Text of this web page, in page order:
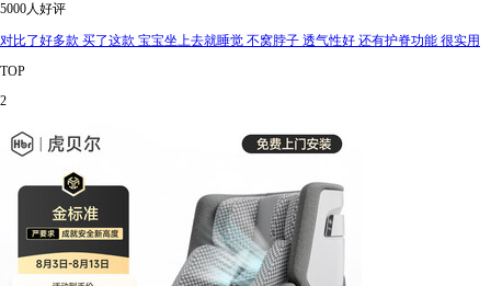
5000人好评
对比了好多款 买了这款 宝宝坐上去就睡觉 不窝脖子 透气性好 还有护脊功能 很实用
TOP
2